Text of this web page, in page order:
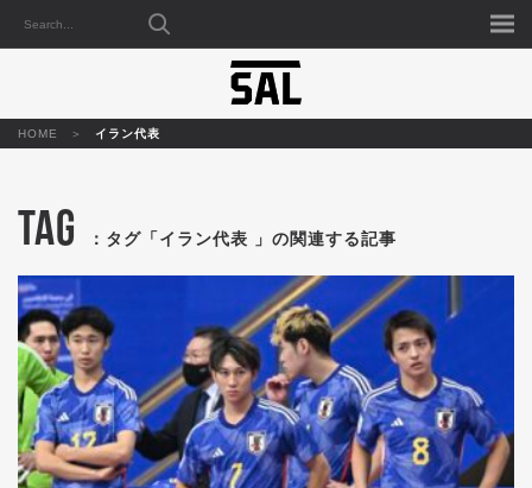
HOME イラン代表
TAG ：タグ「イラン代表 」の関連する記事